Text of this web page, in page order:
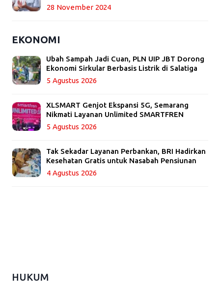
28 November 2024
EKONOMI
Ubah Sampah Jadi Cuan, PLN UIP JBT Dorong
Ekonomi Sirkular Berbasis Listrik di Salatiga
5 Agustus 2026
XLSMART Genjot Ekspansi 5G, Semarang
Nikmati Layanan Unlimited SMARTFREN
5 Agustus 2026
Tak Sekadar Layanan Perbankan, BRI Hadirkan
Kesehatan Gratis untuk Nasabah Pensiunan
4 Agustus 2026
HUKUM